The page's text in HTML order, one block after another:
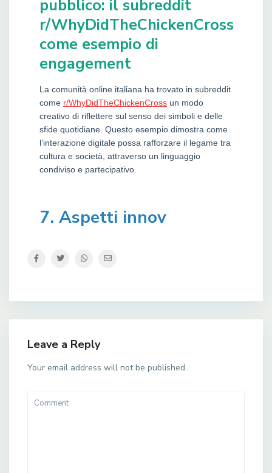
pubblico: il subreddit
r/WhyDidTheChickenCross
come esempio di
engagement
La comunità online italiana ha trovato in subreddit
come r/WhyDidTheChickenCross un modo
creativo di riflettere sul senso dei simboli e delle
sfide quotidiane. Questo esempio dimostra come
l’interazione digitale possa rafforzare il legame tra
cultura e società, attraverso un linguaggio
condiviso e partecipativo.
7. Aspetti innov
Leave a Reply
Your email address will not be published.